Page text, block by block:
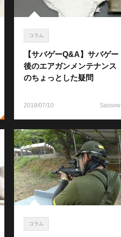
コラム
【サバゲーQ&A】サバゲー
後のエアガンメンテナンス
のちょっとした疑問
2018/07/10 Sassow
コラム